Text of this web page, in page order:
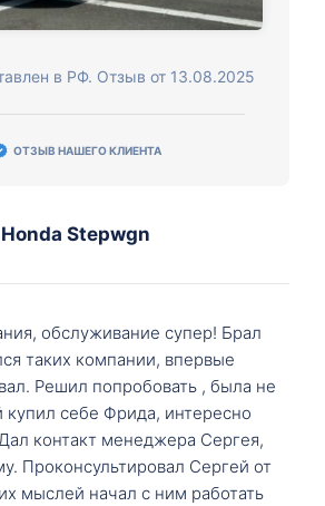
в РФ. Отзыв от 13.08.2025
ОТЗЫВ НАШЕГО КЛИЕНТА
Honda Stepwgn
обслуживание супер! Брал
таких компании, впервые
Решил попробовать , была не
себе Фрида, интересно
контакт менеджера Сергея,
Проконсультировал Сергей от
мыслей начал с ним работать